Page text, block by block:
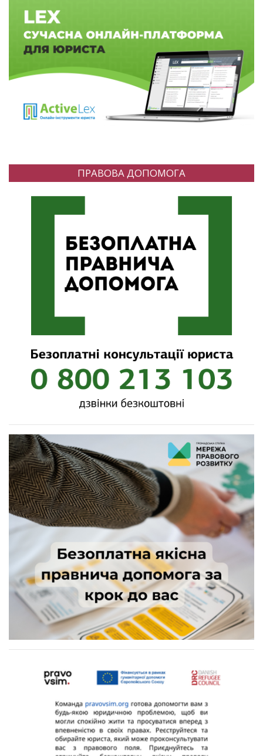
ПРАВОВА ДОПОМОГА